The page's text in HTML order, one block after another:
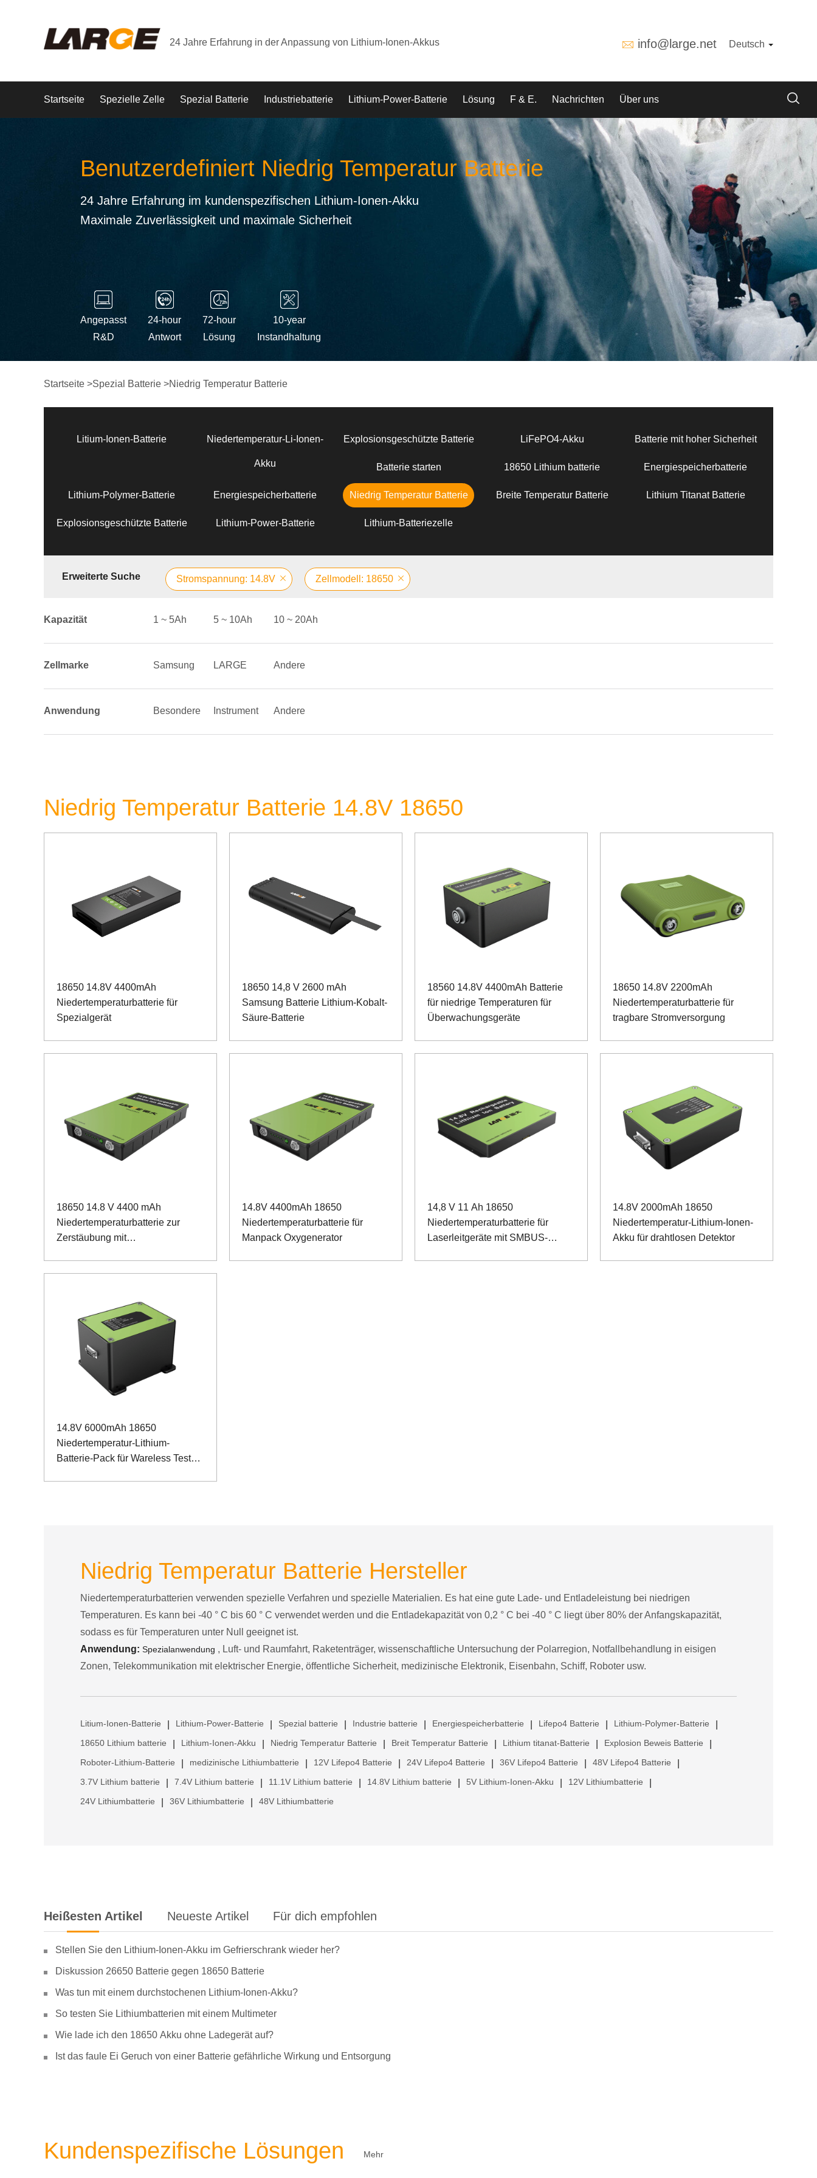
24 Jahre Erfahrung in der Anpassung von Lithium-Ionen-Akkus info@large.net Deutsch
Startseite Spezielle Zelle Spezial Batterie Industriebatterie Lithium-Power-Batterie Lösung F & E. Nachrichten Über uns
Benutzerdefiniert Niedrig Temperatur Batterie
24 Jahre Erfahrung im kundenspezifischen Lithium-Ionen-Akku
Maximale Zuverlässigkeit und maximale Sicherheit
Angepasst
R&D
24-hour
Antwort
72-hour
Lösung
10-year
Instandhaltung
Startseite >Spezial Batterie >Niedrig Temperatur Batterie
Litium-Ionen-Batterie Niedertemperatur-Li-Ionen-
Akku
Explosionsgeschützte Batterie LiFePO4-Akku Batterie mit hoher Sicherheit
Batterie starten 18650 Lithium batterie Energiespeicherbatterie
Lithium-Polymer-Batterie Energiespeicherbatterie Niedrig Temperatur Batterie Breite Temperatur Batterie Lithium Titanat Batterie
Explosionsgeschützte Batterie Lithium-Power-Batterie Lithium-Batteriezelle
Erweiterte Suche Stromspannung: 14.8V Zellmodell: 18650
Kapazität 1 ~ 5Ah 5 ~ 10Ah 10 ~ 20Ah
Zellmarke Samsung LARGE Andere
Anwendung Besondere Instrument Andere
Niedrig Temperatur Batterie 14.8V 18650
18650 14.8V 4400mAh
Niedertemperaturbatterie für
Spezialgerät
18650 14,8 V 2600 mAh
Samsung Batterie Lithium-Kobalt-
Säure-Batterie
18560 14.8V 4400mAh Batterie
für niedrige Temperaturen für
Überwachungsgeräte
18650 14.8V 2200mAh
Niedertemperaturbatterie für
tragbare Stromversorgung
18650 14.8 V 4400 mAh
Niedertemperaturbatterie zur
Zerstäubung mit
14.8V 4400mAh 18650
Niedertemperaturbatterie für
Manpack Oxygenerator
14,8 V 11 Ah 18650
Niedertemperaturbatterie für
Laserleitgeräte mit SMBUS-
14.8V 2000mAh 18650
Niedertemperatur-Lithium-Ionen-
Akku für drahtlosen Detektor
14.8V 6000mAh 18650
Niedertemperatur-Lithium-
Batterie-Pack für Wareless Test
Niedrig Temperatur Batterie Hersteller
Niedertemperaturbatterien verwenden spezielle Verfahren und spezielle Materialien. Es hat eine gute Lade- und Entladeleistung bei niedrigen
Temperaturen. Es kann bei -40 ° C bis 60 ° C verwendet werden und die Entladekapazität von 0,2 ° C bei -40 ° C liegt über 80% der Anfangskapazität,
sodass es für Temperaturen unter Null geeignet ist.
Anwendung: Spezialanwendung , Luft- und Raumfahrt, Raketenträger, wissenschaftliche Untersuchung der Polarregion, Notfallbehandlung in eisigen
Zonen, Telekommunikation mit elektrischer Energie, öffentliche Sicherheit, medizinische Elektronik, Eisenbahn, Schiff, Roboter usw.
Litium-Ionen-Batterie Lithium-Power-Batterie Spezial batterie Industrie batterie Energiespeicherbatterie Lifepo4 Batterie Lithium-Polymer-Batterie
18650 Lithium batterie Lithium-Ionen-Akku Niedrig Temperatur Batterie Breit Temperatur Batterie Lithium titanat-Batterie Explosion Beweis Batterie
Roboter-Lithium-Batterie medizinische Lithiumbatterie 12V Lifepo4 Batterie 24V Lifepo4 Batterie 36V Lifepo4 Batterie 48V Lifepo4 Batterie
3.7V Lithium batterie 7.4V Lithium batterie 11.1V Lithium batterie 14.8V Lithium batterie 5V Lithium-Ionen-Akku 12V Lithiumbatterie
24V Lithiumbatterie 36V Lithiumbatterie 48V Lithiumbatterie
Heißesten Artikel Neueste Artikel Für dich empfohlen
Stellen Sie den Lithium-Ionen-Akku im Gefrierschrank wieder her?
Diskussion 26650 Batterie gegen 18650 Batterie
Was tun mit einem durchstochenen Lithium-Ionen-Akku?
So testen Sie Lithiumbatterien mit einem Multimeter
Wie lade ich den 18650 Akku ohne Ladegerät auf?
Ist das faule Ei Geruch von einer Batterie gefährliche Wirkung und Entsorgung
Kundenspezifische Lösungen Mehr